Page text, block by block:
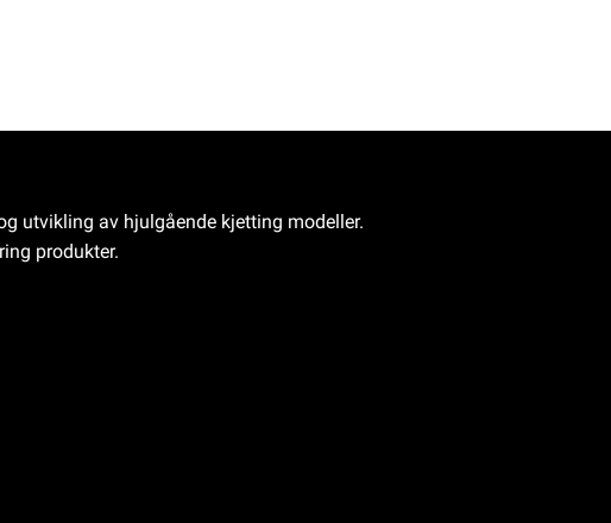
utvikling av hjulgående kjetting modeller.
produkter.